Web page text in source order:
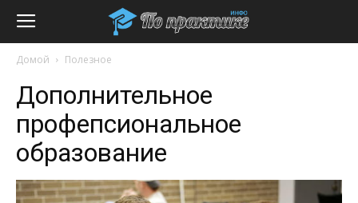
Домой Полезное
Дополнительное
профепсиональное
образование